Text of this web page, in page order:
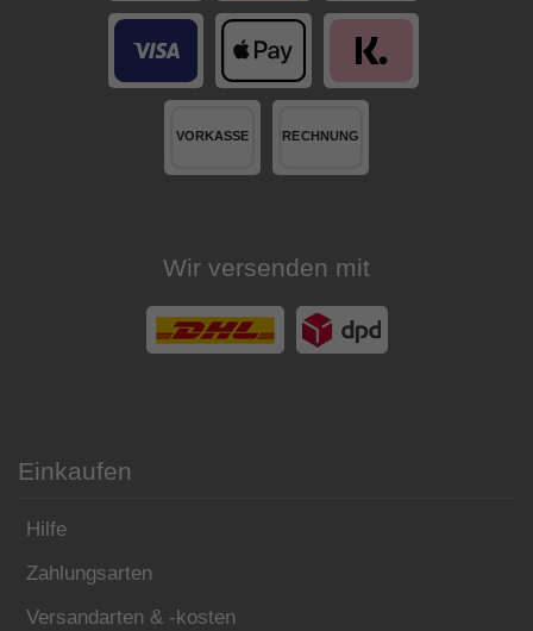
Wir versenden mit
Einkaufen
Hilfe
Zahlungsarten
Versandarten & -kosten